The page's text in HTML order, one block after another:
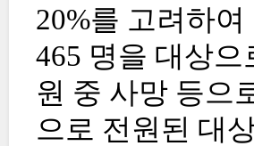
20%를 고려하
465 명을 대상
원 중 사망 등으
으로 전원된 대